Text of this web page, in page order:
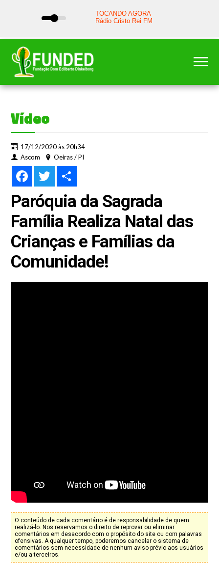
Vídeo
17/12/2020 às 20h34
Ascom
Oeiras / PI
FacebookTwitter
Paróquia da Sagrada
Família Realiza Natal das
Crianças e Famílias da
Comunidade!
O conteúdo de cada comentário é de responsabilidade de quem
realizá-lo. Nos reservamos o direito de reprovar ou eliminar
comentários em desacordo com o propósito do site ou com palavras
ofensivas. A qualquer tempo, poderemos cancelar o sistema de
comentários sem necessidade de nenhum aviso prévio aos usuários
e/ou a terceiros.